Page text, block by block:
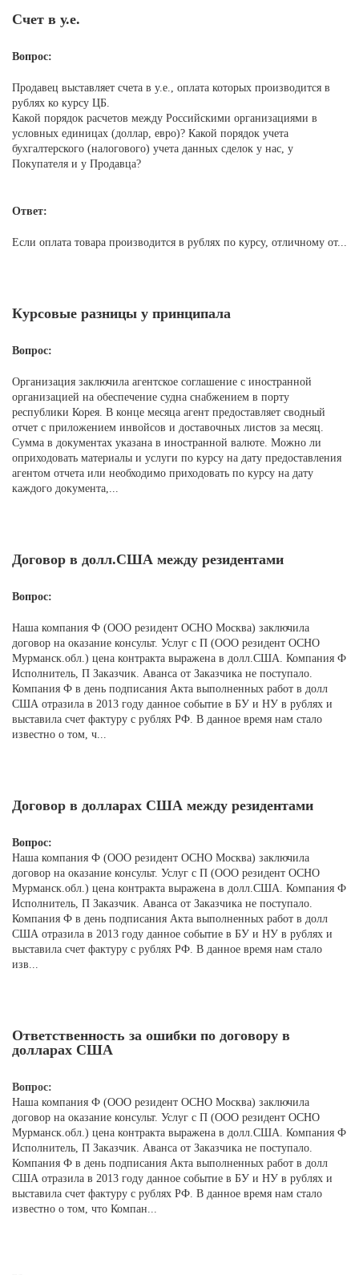
Счет в у.е.
Вопрос:
Продавец выставляет счета в у.е., оплата которых производится в
рублях ко курсу ЦБ.
Какой порядок расчетов между Российскими организациями в
условных единицах (доллар, евро)? Какой порядок учета
бухгалтерского (налогового) учета данных сделок у нас, у
Покупателя и у Продавца?
Ответ:
Если оплата товара производится в рублях по курсу, отличному от...
Курсовые разницы у принципала
Вопрос:
Организация заключила агентское соглашение с иностранной
организацией на обеспечение судна снабжением в порту
республики Корея. В конце месяца агент предоставляет сводный
отчет с приложением инвойсов и доставочных листов за месяц.
Сумма в документах указана в иностранной валюте. Можно ли
оприходовать материалы и услуги по курсу на дату предоставления
агентом отчета или необходимо приходовать по курсу на дату
каждого документа,...
Договор в долл.США между резидентами
Вопрос:
Наша компания Ф (ООО резидент ОСНО Москва) заключила
договор на оказание консульт. Услуг с П (ООО резидент ОСНО
Мурманск.обл.) цена контракта выражена в долл.США. Компания Ф
Исполнитель, П Заказчик. Аванса от Заказчика не поступало.
Компания Ф в день подписания Акта выполненных работ в долл
США отразила в 2013 году данное событие в БУ и НУ в рублях и
выставила счет фактуру с рублях РФ. В данное время нам стало
известно о том, ч...
Договор в долларах США между резидентами
Вопрос:
Наша компания Ф (ООО резидент ОСНО Москва) заключила
договор на оказание консульт. Услуг с П (ООО резидент ОСНО
Мурманск.обл.) цена контракта выражена в долл.США. Компания Ф
Исполнитель, П Заказчик. Аванса от Заказчика не поступало.
Компания Ф в день подписания Акта выполненных работ в долл
США отразила в 2013 году данное событие в БУ и НУ в рублях и
выставила счет фактуру с рублях РФ. В данное время нам стало
изв...
Ответственность за ошибки по договору в
долларах США
Вопрос:
Наша компания Ф (ООО резидент ОСНО Москва) заключила
договор на оказание консульт. Услуг с П (ООО резидент ОСНО
Мурманск.обл.) цена контракта выражена в долл.США. Компания Ф
Исполнитель, П Заказчик. Аванса от Заказчика не поступало.
Компания Ф в день подписания Акта выполненных работ в долл
США отразила в 2013 году данное событие в БУ и НУ в рублях и
выставила счет фактуру с рублях РФ. В данное время нам стало
известно о том, что Компан...